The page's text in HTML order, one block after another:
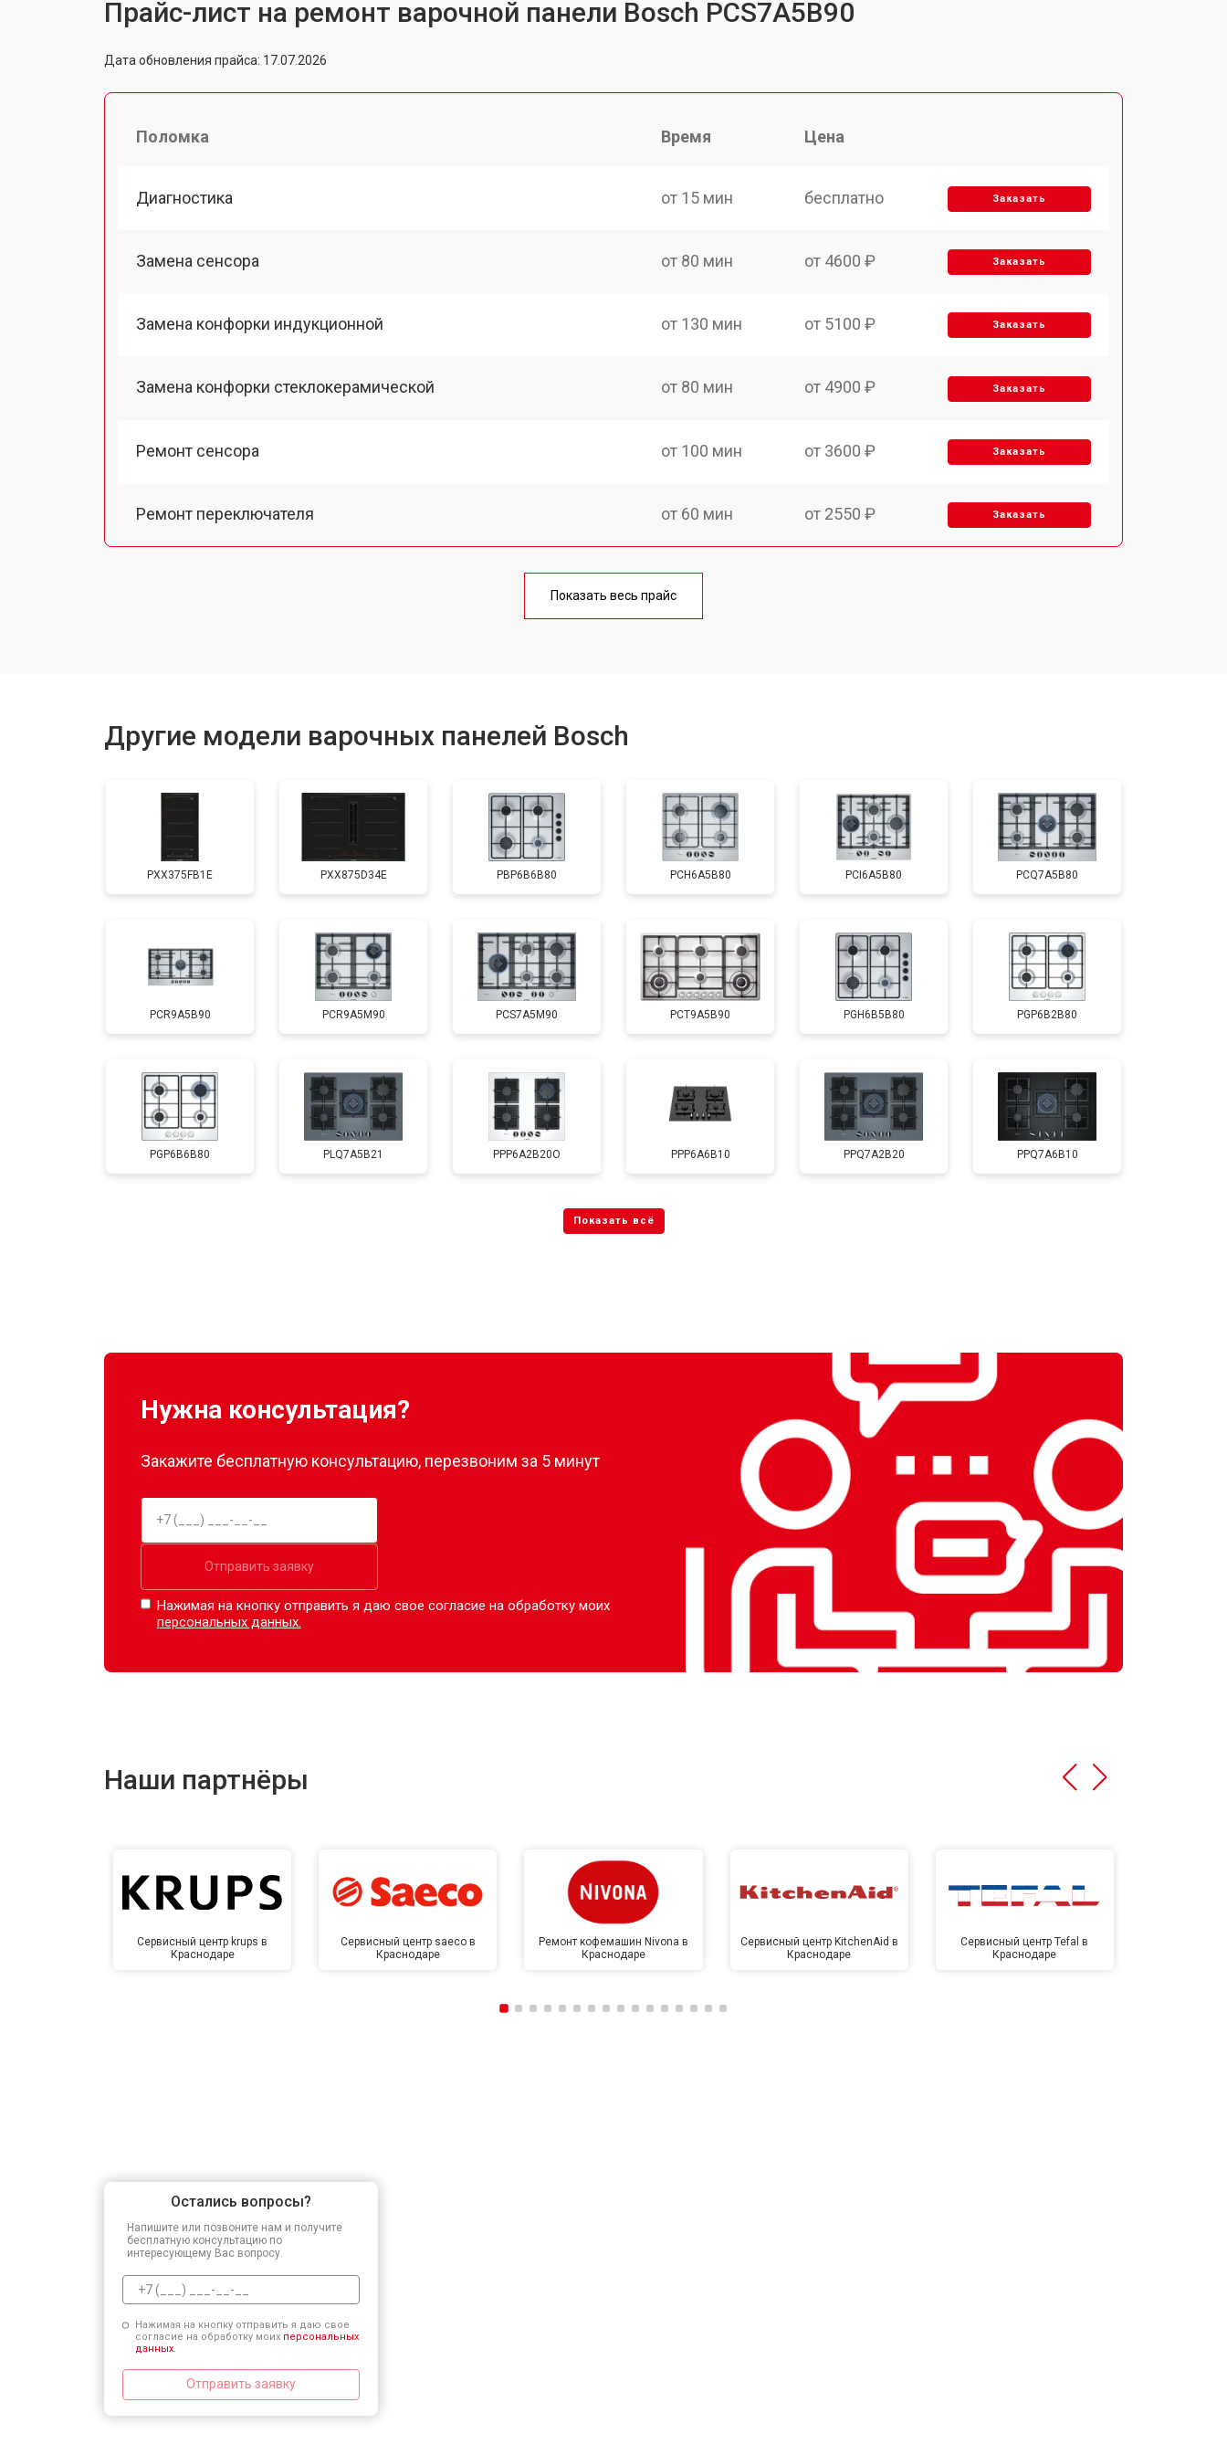
Прайс-лист на ремонт варочной панели Bosch PCS7A5B90
Дата обновления прайса: 17.07.2026
Поломка Время Цена
Диагностика от 15 мин бесплатно Заказать
Замена сенсора от 80 мин от 4600 ₽ Заказать
Замена конфорки индукционной от 130 мин от 5100 ₽ Заказать
Замена конфорки стеклокерамической от 80 мин от 4900 ₽ Заказать
Ремонт сенсора от 100 мин от 3600 ₽ Заказать
Ремонт переключателя от 60 мин от 2550 ₽ Заказать
от 140 мин
Показать весь прайс
Другие модели варочных панелей Bosch
PXX375FB1E PXX875D34E PBP6B6B80 PCH6A5B80 PCI6A5B80 PCQ7A5B80
PCR9A5B90 PCR9A5M90 PCS7A5M90 PCT9A5B90 PGH6B5B80 PGP6B2B80
PGP6B6B80 PLQ7A5B21 PPP6A2B20O PPP6A6B10 PPQ7A2B20 PPQ7A6B10
Нужна консультация?
Закажите бесплатную консультацию, перезвоним за 5 минут
Отправить заявку
Нажимая на кнопку отправить я даю свое согласие на обработку моих
персональных данных.
Наши партнёры
Сервисный центр krups в
Краснодаре
Сервисный центр saeco в
Краснодаре
Ремонт кофемашин Nivona в
Краснодаре
Сервисный центр KitchenAid в
Краснодаре
Сервисный центр Tefal в
Краснодаре
Остались вопросы?
Напишите или позвоните нам и получите
бесплатную консультацию по
интересующему Вас вопросу.
Нажимая на кнопку отправить я даю свое
согласие на обработку моих персональных
данных.
Отправить заявку